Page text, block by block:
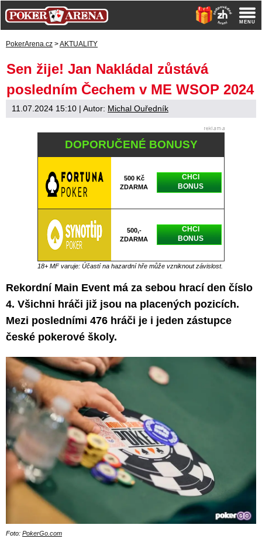
PokerArena.cz >AKTUALITY
Sen žije! Jan Nakládal zůstává
posledním Čechem v ME WSOP 2024
11.07.2024 15:10 | Autor: Michal Ouředník
DOPORUČENÉ BONUSY
500 Kč
ZDARMA
CHCI
BONUS
500,-
ZDARMA
CHCI
BONUS
18+ MF varuje: Účastí na hazardní hře může vzniknout závislost.
Rekordní Main Event má za sebou hrací den číslo
4. Všichni hráči již jsou na placených pozicích.
Mezi posledními 476 hráči je i jeden zástupce
české pokerové školy.
Foto: PokerGo.com